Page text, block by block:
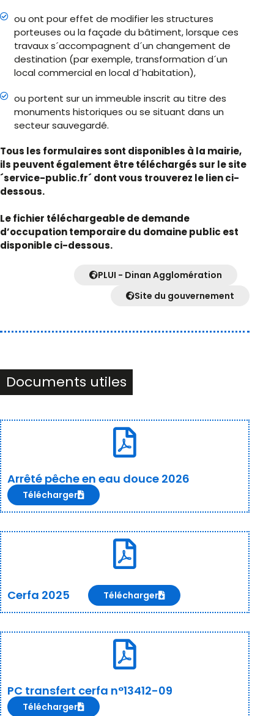
ou ont pour effet de modifier les structures
porteuses ou la façade du bâtiment, lorsque ces
travaux s´accompagnent d´un changement de
destination (par exemple, transformation d´un
local commercial en local d´habitation),
ou portent sur un immeuble inscrit au titre des
monuments historiques ou se situant dans un
secteur sauvegardé.
Tous les formulaires sont disponibles à la mairie,
ils peuvent également être téléchargés sur le site
´service-public.fr´ dont vous trouverez le lien ci-
dessous.
Le fichier téléchargeable de demande
d’occupation temporaire du domaine public est
disponible ci-dessous.
PLUI - Dinan Agglomération
Site du gouvernement
Documents utiles
Arrêté pêche en eau douce 2026
Télécharger
Cerfa 2025 Télécharger
PC transfert cerfa n°13412-09
Télécharger